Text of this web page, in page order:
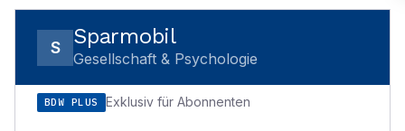
S Sparmobil
Gesellschaft & Psychologie
BDW PLUS Exklusiv für Abonnenten